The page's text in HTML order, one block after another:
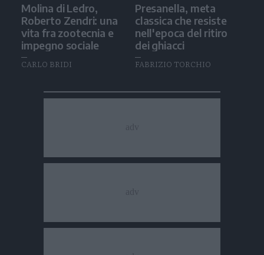
Molina di Ledro,
Roberto Zendri: una
vita fra zootecnia e
impegno sociale
CARLO BRIDI
Presanella, meta
classica che resiste
nell'epoca del ritiro
dei ghiacci
FABRIZIO TORCHIO